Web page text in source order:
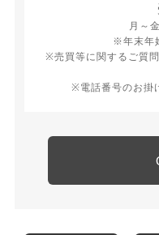
月～
月曜日か
※年末年
※売買等に関するご質
※電話番号のお掛